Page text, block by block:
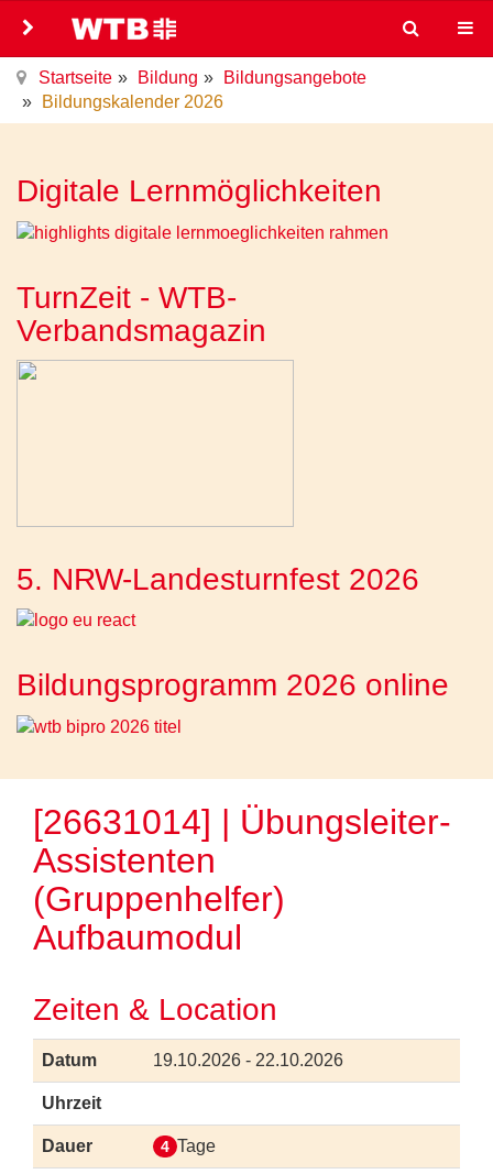
Startseite Bildung
Bildungsangebote
Bildungskalender 2026
Digitale Lernmöglichkeiten
TurnZeit - WTB-
Verbandsmagazin
5. NRW-Landesturnfest 2026
Bildungsprogramm 2026 online
[26631014] | Übungsleiter-
Assistenten
(Gruppenhelfer)
Aufbaumodul
Zeiten & Location
Datum 19.10.2026 - 22.10.2026
Uhrzeit
Dauer 4 Tage